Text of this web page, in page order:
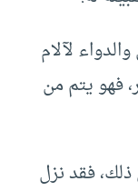
لآلام
فهو يتم من
فقد نزل